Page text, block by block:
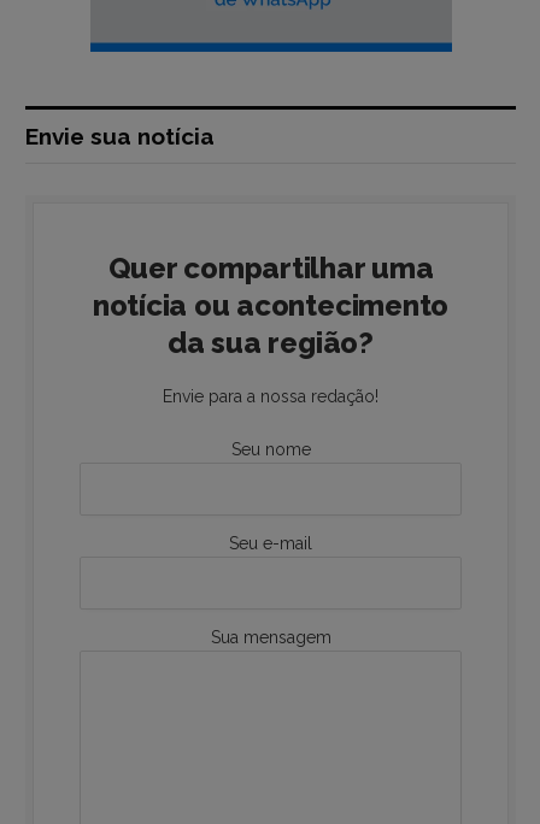
Envie sua notícia
Quer compartilhar uma
notícia ou acontecimento
da sua região?
Envie para a nossa redação!
Seu nome
Seu e-mail
Sua mensagem